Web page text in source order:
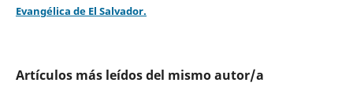
Evangélica de El Salvador.
Artículos más leídos del mismo autor/a